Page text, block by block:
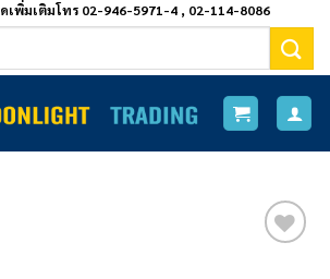
เพิ่มเติมโทร 02-946-5971-4 , 02-114-8086